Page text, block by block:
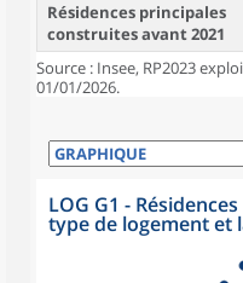
Résidences principales
construites avant 2021
Source : Insee, RP2023
01/01/2026.
LOG G1 -
type de logement et